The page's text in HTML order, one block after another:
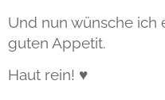
Und nun wünsche ich
guten Appetit.
Haut rein! ♥